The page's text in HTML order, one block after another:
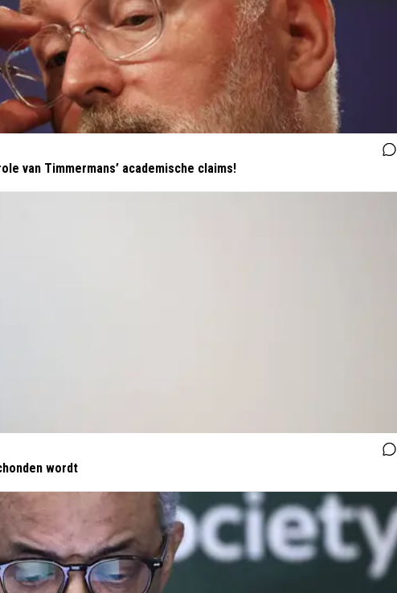
van Timmermans’ academische claims!
wordt